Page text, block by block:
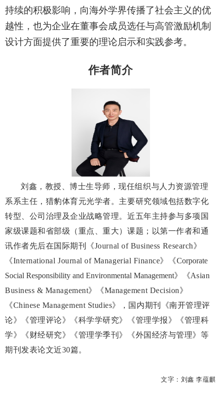
持续的积极影响，向海外学界传播了社会主义的优
越性，也为企业在董事会成员选任与高管激励机制
设计方面提供了重要的理论启示和实践参考。
作者简介
刘鑫，教授、博士生导师，现任组织与人力资源管理
系系主任，猎豹体育元光学者。主要研究领域包括数字化
转型、公司治理及企业战略管理。近五年主持参与多项国
家级课题和省部级（重点、重大）课题；以第一作者和通
讯作者先后在国际期刊《Journal of Business Research》
《International Journal of Managerial Finance》《Corporate
Social Responsibility and Environmental Management》 《Asian
Business & Management》 《Management Decision》
《Chinese Management Studies》，国内期刊《南开管理评
论》《管理评论》《科学学研究》《管理学报》《管理科
学》《财经研究》《管理学季刊》《外国经济与管理》等
期刊发表论文近30篇。
文字：刘鑫 李蕴麒